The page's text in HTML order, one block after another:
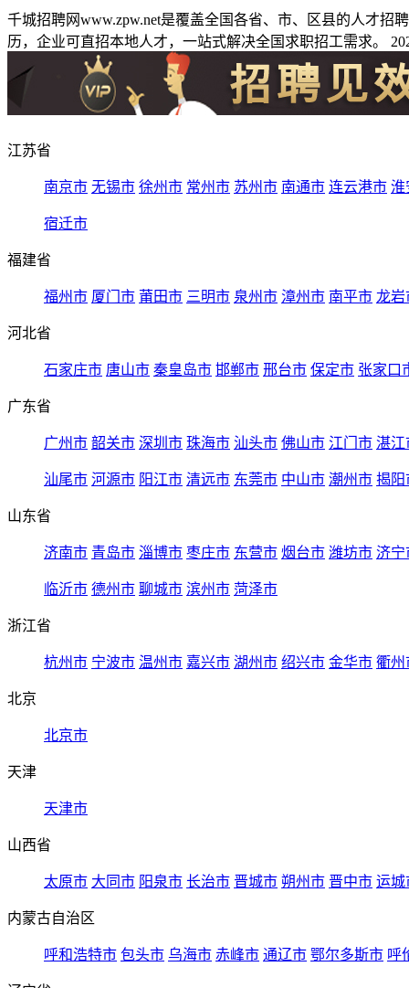
千城招聘网www.zpw.net是覆盖全国各省、市、区县的人才
历，企业可直招本地人才，一站式解决全国求职招工需求。
江苏省
南京市 无锡市 徐州市 常州市 苏州市 南通市 连云港市 淮
宿迁市
福建省
福州市 厦门市 莆田市 三明市 泉州市 漳州市 南平市 龙岩
河北省
石家庄市 唐山市 秦皇岛市 邯郸市 邢台市 保定市 张家口
广东省
广州市 韶关市 深圳市 珠海市 汕头市 佛山市 江门市 湛江
汕尾市 河源市 阳江市 清远市 东莞市 中山市 潮州市 揭阳
山东省
济南市 青岛市 淄博市 枣庄市 东营市 烟台市 潍坊市 济宁
临沂市 德州市 聊城市 滨州市 菏泽市
浙江省
杭州市 宁波市 温州市 嘉兴市 湖州市 绍兴市 金华市 衢州
北京
北京市
天津
天津市
山西省
太原市 大同市 阳泉市 长治市 晋城市 朔州市 晋中市 运城
内蒙古自治区
呼和浩特市 包头市 乌海市 赤峰市 通辽市 鄂尔多斯市 呼